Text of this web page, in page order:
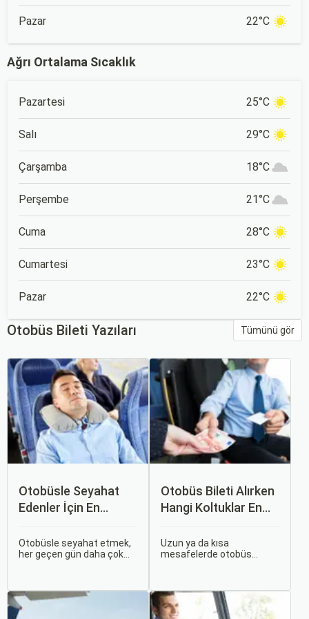
Pazar 22°C
Ağrı Ortalama Sıcaklık
Pazartesi 25°C
Salı 29°C
Çarşamba 18°C
Perşembe 21°C
Cuma 28°C
Cumartesi 23°C
Pazar 22°C
Otobüs Bileti Yazıları Tümünü gör
Otobüsle Seyahat
Edenler İçin En
İpuçları
Otobüsle seyahat etmek,
her geçen gün daha çok
İçin En Konforlu Rotalar ve
İpuçları başlıklı bu
Otobüs Bileti Alırken
Hangi Koltuklar En
Rehberi
Uzun ya da kısa
mesafelerde otobüs
otobüsle seyahat ederken
koltuk seçiminin ne kadar